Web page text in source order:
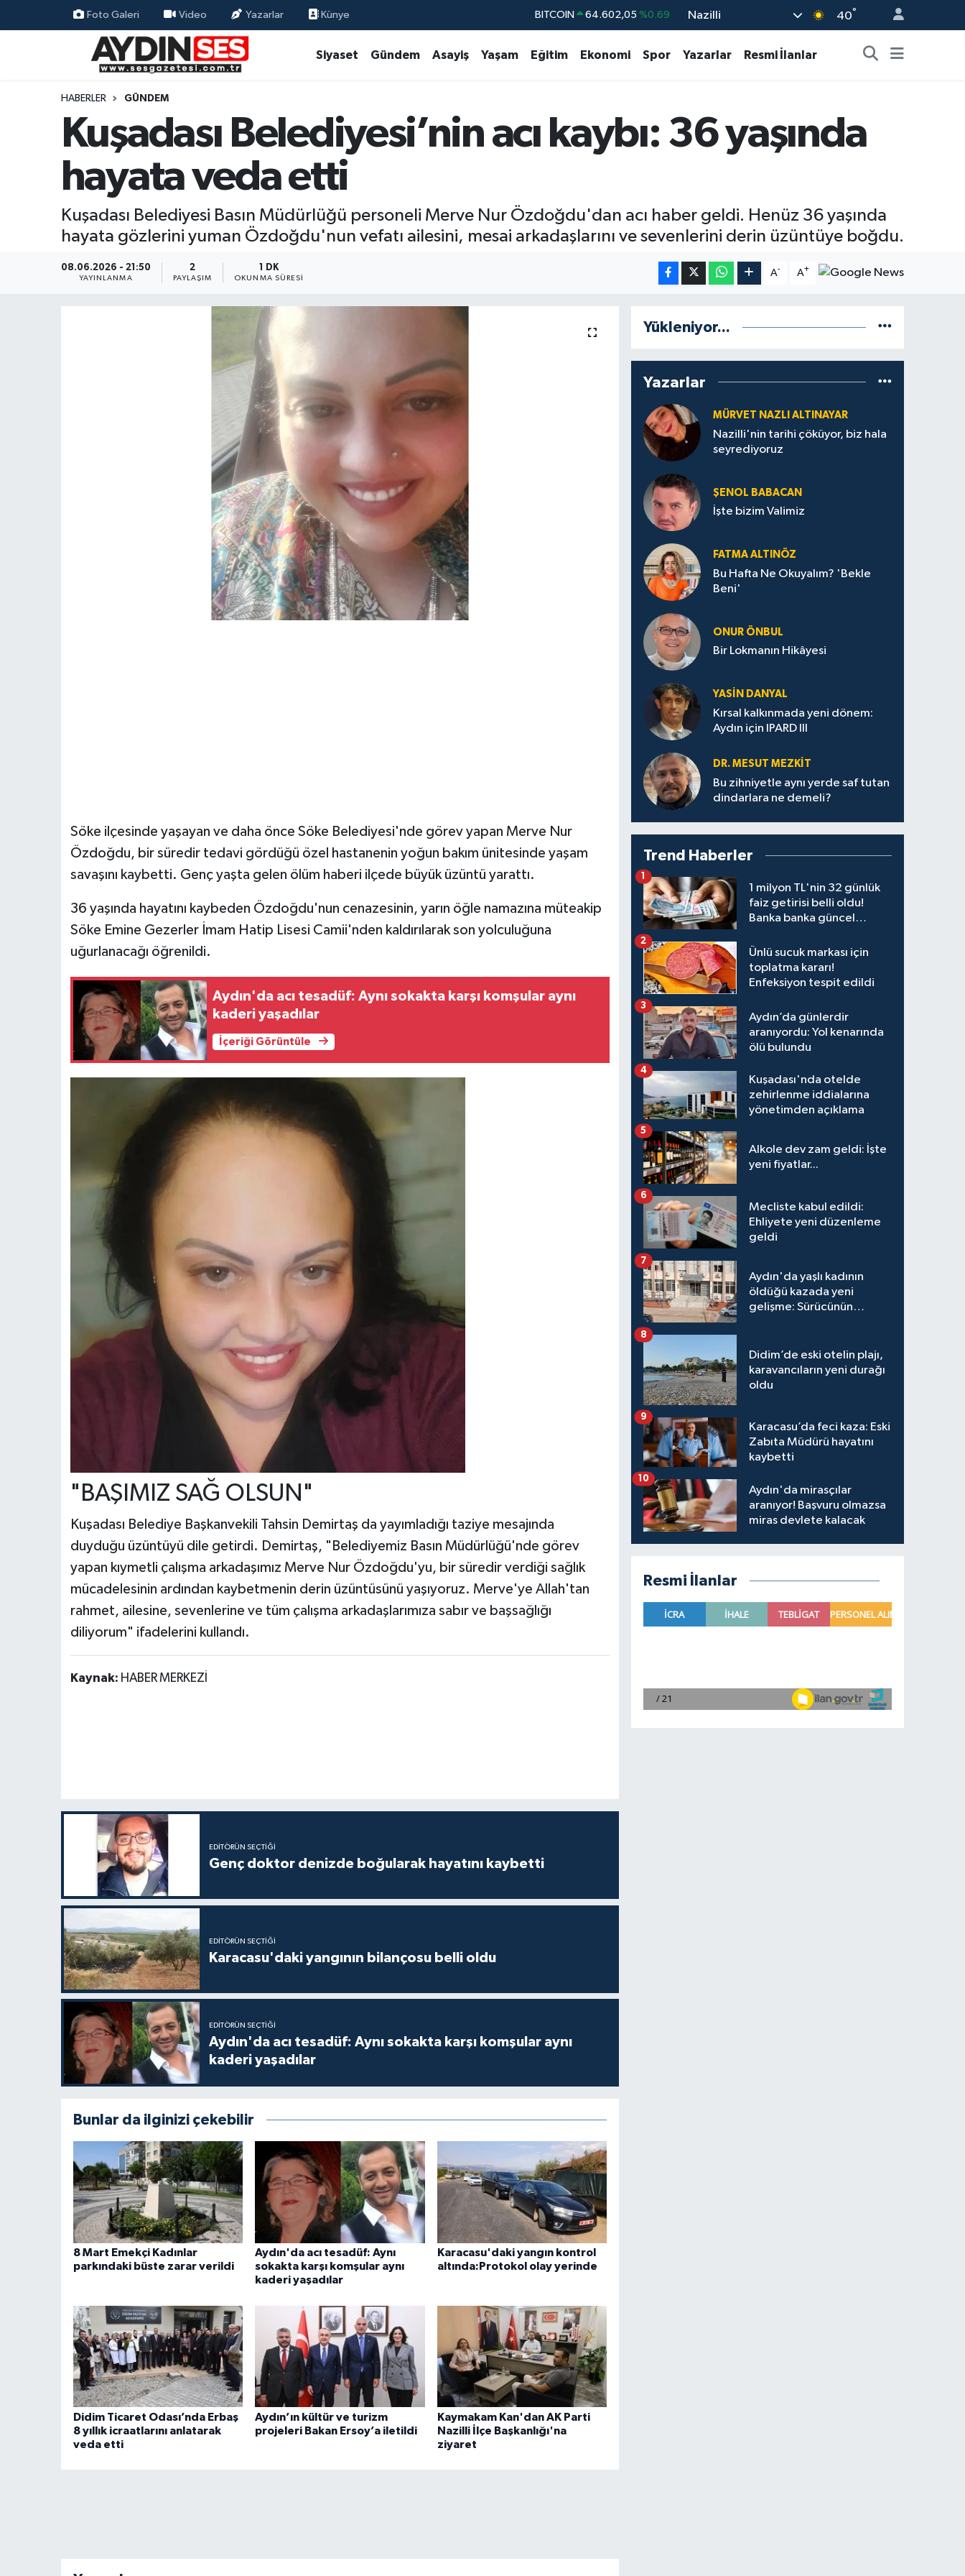
Foto Galeri Video Yazarlar Künye DOLAR 47,6006 %0.06
13.768
BITCOIN 64.602,05 %0.69
Nazilli 40°
Siyaset Gündem Asayiş Yaşam Eğitim Ekonomi Spor Yazarlar Resmi İlanlar
HABERLER GÜNDEM
Kuşadası Belediyesi’nin acı kaybı: 36 yaşında
hayata veda etti
Kuşadası Belediyesi Basın Müdürlüğü personeli Merve Nur Özdoğdu'dan acı haber geldi. Henüz 36 yaşında
hayata gözlerini yuman Özdoğdu'nun vefatı ailesini, mesai arkadaşlarını ve sevenlerini derin üzüntüye boğdu.
08.06.2026 - 21:50
YAYINLANMA
2
PAYLAŞIM
1 DK
OKUNMA SÜRESI
A- A+
Söke ilçesinde yaşayan ve daha önce Söke Belediyesi'nde görev yapan Merve Nur
Özdoğdu, bir süredir tedavi gördüğü özel hastanenin yoğun bakım ünitesinde yaşam
savaşını kaybetti. Genç yaşta gelen ölüm haberi ilçede büyük üzüntü yarattı.
36 yaşında hayatını kaybeden Özdoğdu'nun cenazesinin, yarın öğle namazına müteakip
Söke Emine Gezerler İmam Hatip Lisesi Camii'nden kaldırılarak son yolculuğuna
uğurlanacağı öğrenildi.
Aydın'da acı tesadüf: Aynı sokakta karşı komşular aynı
kaderi yaşadılar
İçeriği Görüntüle
"BAŞIMIZ SAĞ OLSUN"
Kuşadası Belediye Başkanvekili Tahsin Demirtaş da yayımladığı taziye mesajında
duyduğu üzüntüyü dile getirdi. Demirtaş, "Belediyemiz Basın Müdürlüğü'nde görev
yapan kıymetli çalışma arkadaşımız Merve Nur Özdoğdu'yu, bir süredir verdiği sağlık
mücadelesinin ardından kaybetmenin derin üzüntüsünü yaşıyoruz. Merve'ye Allah'tan
rahmet, ailesine, sevenlerine ve tüm çalışma arkadaşlarımıza sabır ve başsağlığı
diliyorum" ifadelerini kullandı.
Kaynak: HABER MERKEZİ
EDITÖRÜN SEÇTIĞI
Genç doktor denizde boğularak hayatını kaybetti
EDITÖRÜN SEÇTIĞI
Karacasu'daki yangının bilançosu belli oldu
EDITÖRÜN SEÇTIĞI
Aydın'da acı tesadüf: Aynı sokakta karşı komşular aynı
kaderi yaşadılar
Bunlar da ilginizi çekebilir
8 Mart Emekçi Kadınlar
parkındaki büste zarar verildi
Aydın'da acı tesadüf: Aynı
sokakta karşı komşular aynı
kaderi yaşadılar
Karacasu'daki yangın kontrol
altında:Protokol olay yerinde
Didim Ticaret Odası’nda Erbaş
8 yıllık icraatlarını anlatarak
veda etti
Aydın’ın kültür ve turizm
projeleri Bakan Ersoy’a iletildi
Kaymakam Kan'dan AK Parti
Nazilli İlçe Başkanlığı'na
ziyaret
Yükleniyor...
Yazarlar
MÜRVET NAZLI ALTINAYAR
Nazilli'nin tarihi çöküyor, biz hala
seyrediyoruz
ŞENOL BABACAN
İşte bizim Valimiz
FATMA ALTINÖZ
Bu Hafta Ne Okuyalım? 'Bekle
Beni'
ONUR ÖNBUL
Bir Lokmanın Hikâyesi
YASIN DANYAL
Kırsal kalkınmada yeni dönem:
Aydın için IPARD III
DR. MESUT MEZKIT
Bu zihniyetle aynı yerde saf tutan
dindarlara ne demeli?
Trend Haberler
1 milyon TL'nin 32 günlük
faiz getirisi belli oldu!
Banka banka güncel
1
Ünlü sucuk markası için
toplatma kararı!
Enfeksiyon tespit edildi
2
Aydın’da günlerdir
aranıyordu: Yol kenarında
ölü bulundu
3
Kuşadası'nda otelde
zehirlenme iddialarına
yönetimden açıklama
4
Alkole dev zam geldi: İşte
yeni fiyatlar...
5
Mecliste kabul edildi:
Ehliyete yeni düzenleme
geldi
6
Aydın'da yaşlı kadının
öldüğü kazada yeni
gelişme: Sürücünün
7
Didim’de eski otelin plajı,
karavancıların yeni durağı
oldu
8
Karacasu’da feci kaza: Eski
Zabıta Müdürü hayatını
kaybetti
9
Aydın'da mirasçılar
aranıyor! Başvuru olmazsa
miras devlete kalacak
10
Resmi İlanlar
Siyaset
Ekonomi
Eğitim
Kültür Sanat
Aydın Nöbetçi Eczaneler
Aydın Hava Durumu
Aydin Namaz Vakitleri
Aydın Trafik Yoğunluk Haritası
Süper Lig Puan Durumu ve Fikstür
Tüm Manşetler
Son Dakika Haberleri